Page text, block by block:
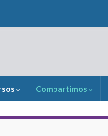
Compartimos